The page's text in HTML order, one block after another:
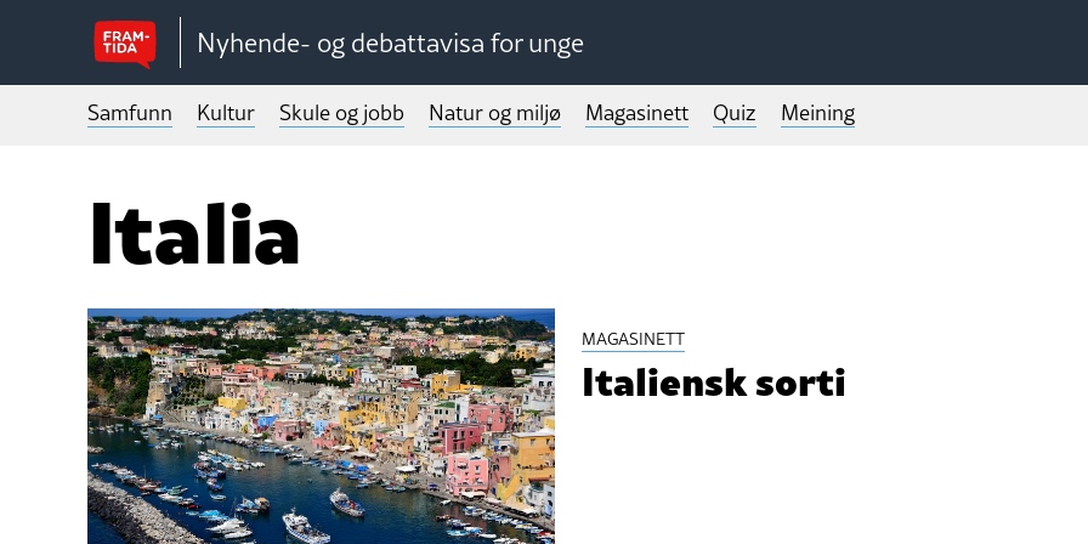
Nyhende- og debattavisa for unge
Samfunn Kultur Skule og jobb Natur og miljø Magasinett Quiz Meining
Italia
MAGASINETT
Italiensk sorti